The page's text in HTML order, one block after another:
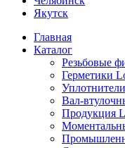
Якутск
Главная
Каталог
Резьбовые
Герметики
Вал-
Продукция